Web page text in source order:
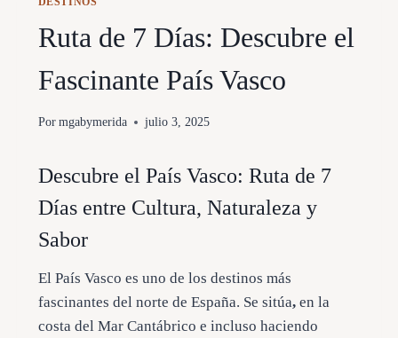
Ruta de 7 Días: Descubre el
Fascinante País Vasco
Por mgabymerida julio 3, 2025
Descubre el País Vasco: Ruta de 7
Días entre Cultura, Naturaleza y
Sabor
El País Vasco es uno de los destinos más
fascinantes del norte de España. Se sitúa,en la
costa del Mar Cantábrico e incluso haciendo